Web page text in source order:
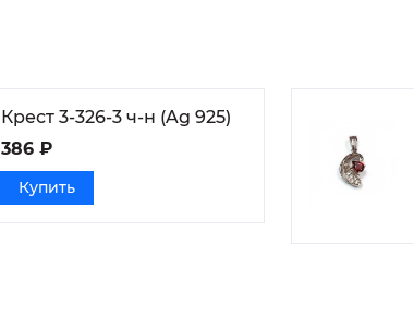
Крест 3-326-3 ч-н (Ag 925)
386 ₽
Купить